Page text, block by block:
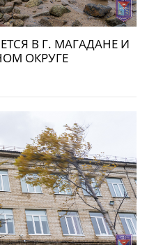
В Г. МАГАДАНЕ И
ОКРУГЕ